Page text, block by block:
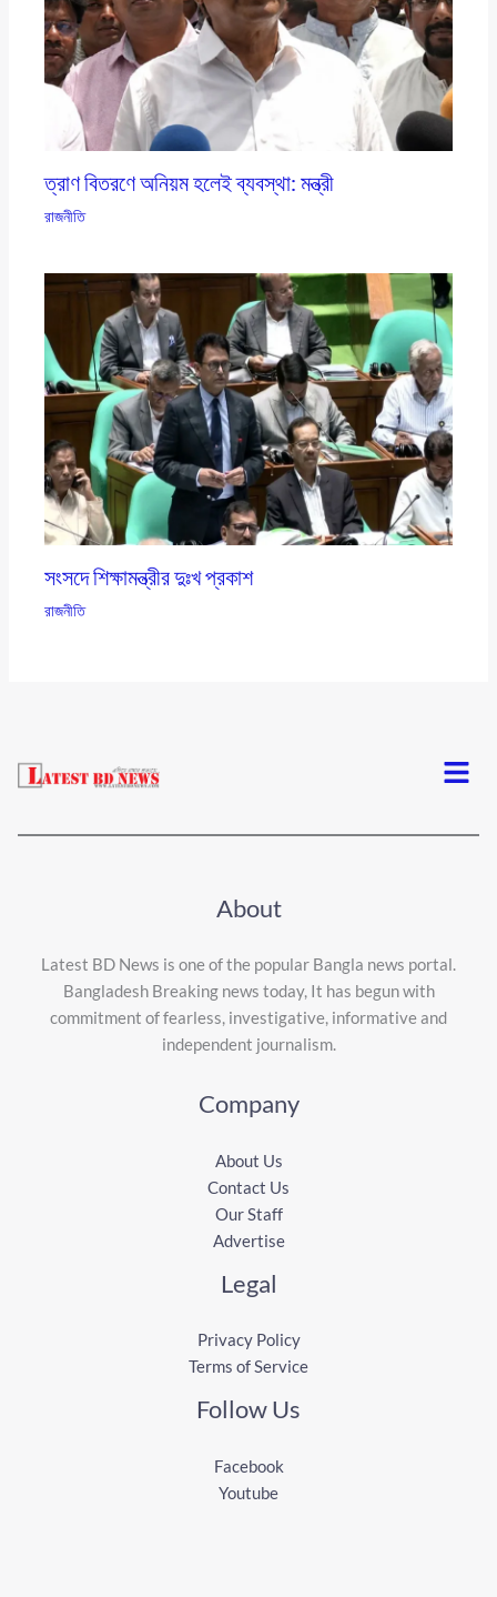
ত্রাণ বিতরণে অনিয়ম হলেই ব্যবস্থা: মন্ত্রী
রাজনীতি
সংসদে শিক্ষামন্ত্রীর দুঃখ প্রকাশ
রাজনীতি
Menu
About
Latest BD News is one of the popular Bangla news portal.
Bangladesh Breaking news today, It has begun with
commitment of fearless, investigative, informative and
independent journalism.
Company
About Us
Contact Us
Our Staff
Advertise
Legal
Privacy Policy
Terms of Service
Follow Us
Facebook
Youtube